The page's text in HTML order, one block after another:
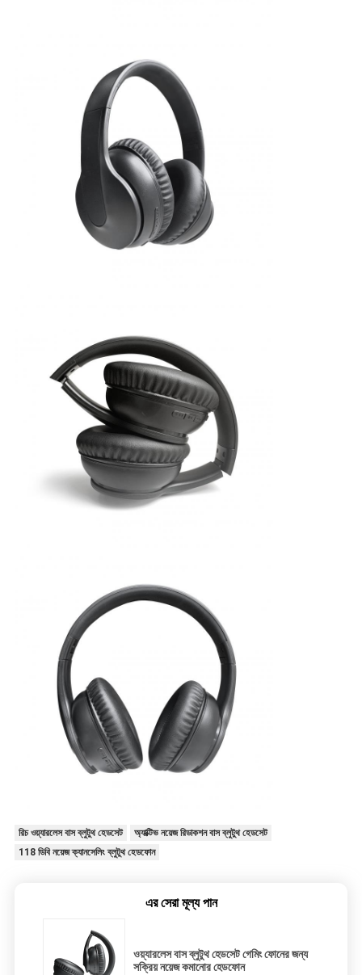
রিচ ওয়্যারলেস বাস ব্লুটুথ হেডসেট
অ্যাক্টিভ নয়েজ রিডাকশন বাস ব্লুটুথ হেডসেট
118 ডিবি নয়েজ ক্যানসেলিং ব্লুটুথ হেডফোন
এর সেরা মূল্য পান
ওয়্যারলেস বাস ব্লুটুথ হেডসেট গেমিং ফোনের জন্য
সক্রিয় নয়েজ কমানোর হেডফোন